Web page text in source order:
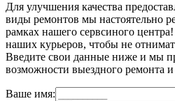
Для улучшения качества
виды ремонтов мы настоятельно
рамках нашего сервсиного
наших курьеров, чтобы не
Введите свои данные ниже и мы
возможности выездного ремонта и
Ваше имя: